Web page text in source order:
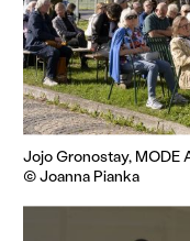
Jojo Gronostay, MODE
© Joanna Pianka